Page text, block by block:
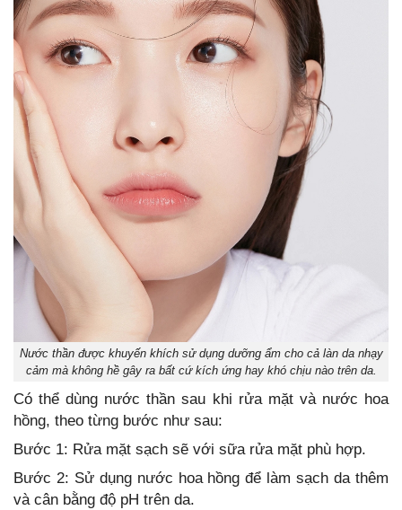
Nước thần được khuyến khích sử dụng dưỡng ẩm cho cả làn da nhạy
cảm mà không hề gây ra bất cứ kích ứng hay khó chịu nào trên da.
Có thể dùng nước thần sau khi rửa mặt và nước hoa
hồng, theo từng bước như sau:
Bước 1: Rửa mặt sạch sẽ với sữa rửa mặt phù hợp.
Bước 2: Sử dụng nước hoa hồng để làm sạch da thêm
và cân bằng độ pH trên da.